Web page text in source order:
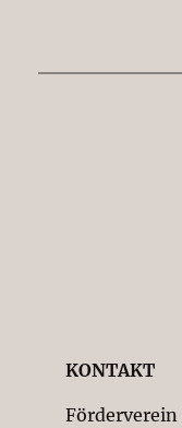
KONTAKT
Förderverein